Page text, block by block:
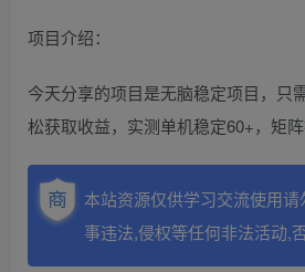
项目介绍：
今天分享的项目是无脑稳定项目，只
松获取收益，实测单机稳定60+，矩阵
本站资源仅供学习交流使用
事违法,侵权等任何非法活动,